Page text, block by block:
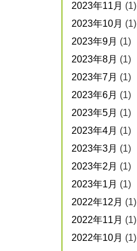
2023年11月 (1)
2023年10月 (1)
2023年9月 (1)
2023年8月 (1)
2023年7月 (1)
2023年6月 (1)
2023年5月 (1)
2023年4月 (1)
2023年3月 (1)
2023年2月 (1)
2023年1月 (1)
2022年12月 (1)
2022年11月 (1)
2022年10月 (1)